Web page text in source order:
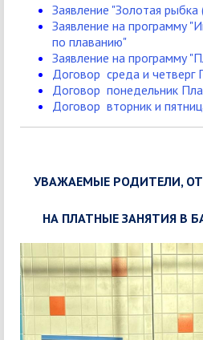
Заявление "Золотая
Заявление на программу
по плаванию"
Заявление на программу
Договор среда и четверг
Договор понедельник
Договор вторник и
УВАЖАЕМЫЕ РОДИТЕЛИ,
НА ПЛАТНЫЕ ЗАНЯТИЯ В